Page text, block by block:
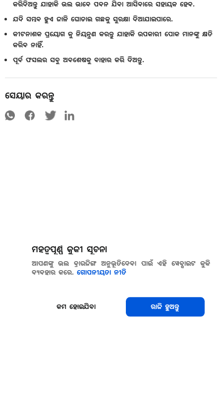
କରିଦିଅନ୍ତୁ ଯାହାକି ଭଲ ଭାବେ ପବନ ଯିବା ଆସିବାରେ ସହାୟକ ହେବ.
ଯଦି ସମ୍ଭବ ହୁଏ ଜାଳି ଘୋଡାଇ ଗଛକୁ ସୁରକ୍ଷା ଦିଆଯାଇପାରେ.
କୀଟନାଶକ ପ୍ରୟୋଗ କୁ ନିୟନ୍ତ୍ରଣ କରନ୍ତୁ ଯାହାକି ଉପକାରୀ ପୋକ ମାନଙ୍କୁ କ୍ଷତି
କରିବ ନାହିଁ.
ପୂର୍ବ ଫସଲର ସବୁ ଅବଶେଷକୁ ବାହାର କରି ଦିଅନ୍ତୁ.
ସେୟାର କରନ୍ତୁ
ମହତ୍ୱପୂର୍ଣ୍ଣ କୁକୀ ସୂଚନା
ଆପଣଙ୍କୁ ଭଲ ବ୍ରାଉଜିଙ୍ଗ ଅନୁଭୂତିଦେବା ପାଇଁ ଏହି ୱେବ୍ସାଇଟ କୁକି
ବ୍ୟବହାର କରେ. ଗୋପନୀୟତା ନୀତି
କମ ହୋଇଯିବା ରାଜି ହୁଅନ୍ତୁ